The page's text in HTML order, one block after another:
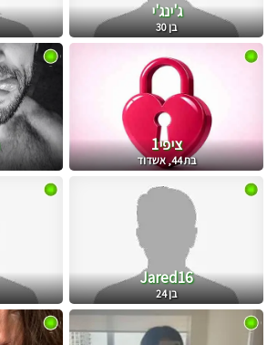
ג'ינג'י
בן 30
ציפי1
בת 44, אשדוד
Jared16
בן 24